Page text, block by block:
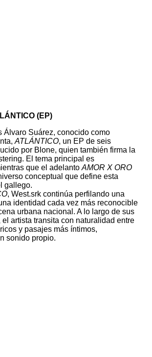
(EP)
Álvaro Suárez, conocido como
ATLÁNTICO, un EP de seis
por Blone, quien también firma la
El tema principal es
que el adelantoAMOR X ORO
conceptual que define esta
gallego.
, West.srk continúa perfilando una
identidad cada vez más reconocible
urbana nacional. A lo largo de sus
artista transita con naturalidad entre
y pasajes más íntimos,
sonido propio.